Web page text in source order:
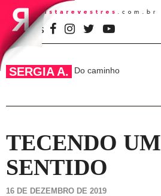
SIGA-NOS
SERGIA A. Do caminho
TECENDO UM
SENTIDO
16 DE DEZEMBRO DE 2019